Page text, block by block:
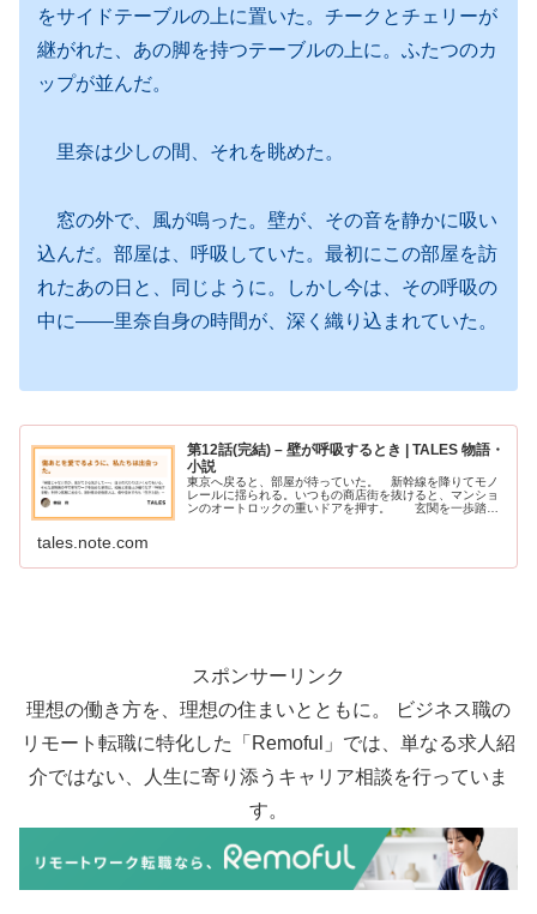
をサイドテーブルの上に置いた。チークとチェリーが
継がれた、あの脚を持つテーブルの上に。ふたつのカ
ップが並んだ。
里奈は少しの間、それを眺めた。
窓の外で、風が鳴った。壁が、その音を静かに吸い
込んだ。部屋は、呼吸していた。最初にこの部屋を訪
れたあの日と、同じように。しかし今は、その呼吸の
中に——里奈自身の時間が、深く織り込まれていた。
第12話(完結) – 壁が呼吸するとき | TALES 物語・
小説
東京へ戻ると、部屋が待っていた。 新幹線を降りてモノ
レールに揺られる。いつもの商店街を抜けると、マンショ
ンのオートロックの重いドアを押す。 玄関を一歩踏み
tales.note.com
スポンサーリンク
理想の働き方を、理想の住まいとともに。 ビジネス職の
リモート転職に特化した「Remoful」では、単なる求人紹
介ではない、人生に寄り添うキャリア相談を行っていま
す。